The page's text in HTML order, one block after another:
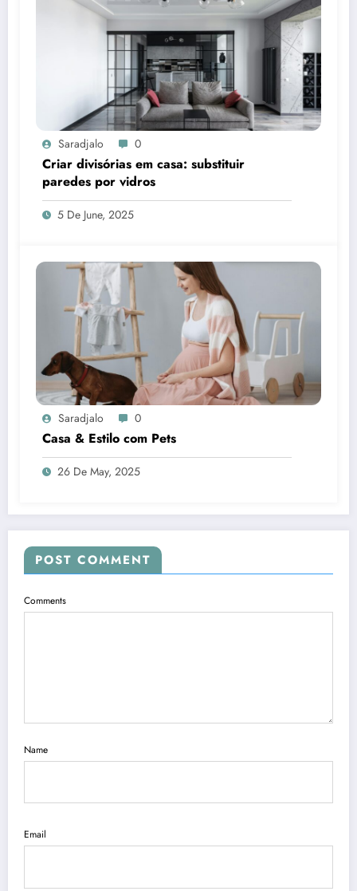
Saradjalo 0
Criar divisórias em casa: substituir
paredes por vidros
5 De June, 2025
Saradjalo 0
Casa & Estilo com Pets
26 De May, 2025
POST COMMENT
Comments
Name
Email